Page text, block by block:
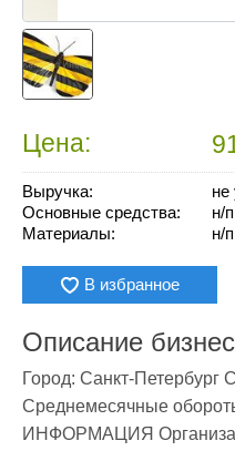
Цена:
Выручка:
не
Основные средства:
н/п
Материалы:
н/п
В избранное
Описание
Город: Санкт-Петербург
Среднемесячные
ИНФОРМАЦИЯ Организационно-правовая